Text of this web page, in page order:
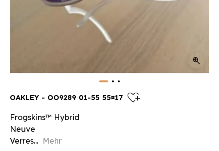
zoom_in
OAKLEY - OO9289 01-55 55¤17 heart_plus
Frogskins™ Hybrid
Neuve
Verres... Mehr